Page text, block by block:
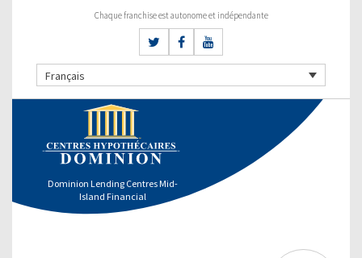
Chaque franchise est autonome et indépendante
Français
Dominion Lending Centres Mid-
Island Financial